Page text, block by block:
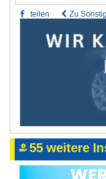
teilen Zu
55 weitere